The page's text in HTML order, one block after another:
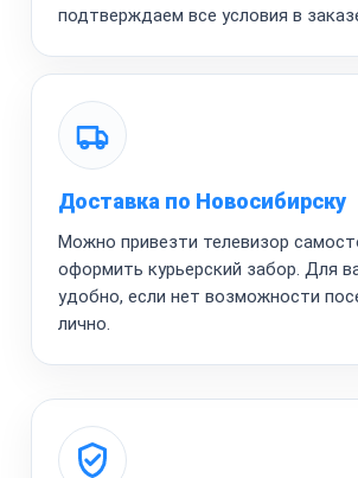
подтверждаем все условия в
Доставка по Новосибирску
Можно привезти телевизор
оформить курьерский забор. Для
удобно, если нет возможности
лично.